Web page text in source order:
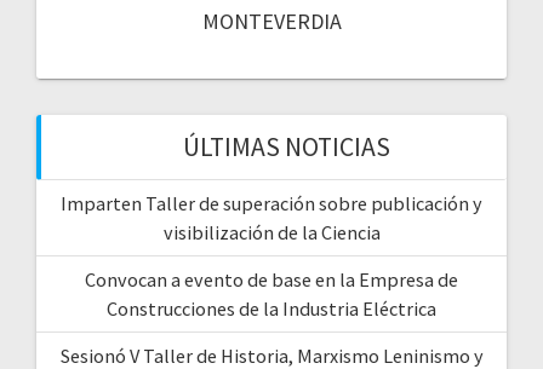
MONTEVERDIA
ÚLTIMAS NOTICIAS
Imparten Taller de superación sobre publicación y
visibilización de la Ciencia
Convocan a evento de base en la Empresa de
Construcciones de la Industria Eléctrica
Sesionó V Taller de Historia, Marxismo Leninismo y